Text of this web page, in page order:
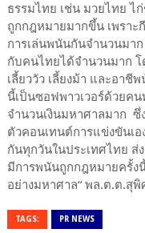
ธรรมไทย เช่น มวยไทย ไ
ถูกกฎหมายมากขึ้น เพราะ
การเล่นพนันกันจำนวนมาก
กับคนไทยได้จำนวนมาก โ
เลี้ยววัว เลี้ยงม้า และอาชี
นี้เป็นซอฟพาวเวอร์ด้วยค
จำนวนเงินมหาศาลมาก ซึ่
ตัวคอนเทนต์การแข่งขันเ
กันทุกวันในประเทศไทย
มีการพนันถูกกฎหมายครั้ง
อย่างมหาศาล“ พล.ต.ต.สุ
TAGS: PR NEWS